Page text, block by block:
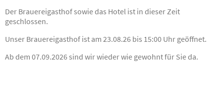
Der Brauereigasthof sowie das Hotel ist in dieser Zeit
geschlossen.
Unser Brauereigasthof ist am 23.08.26 bis 15:00 Uhr geöffnet.
Ab dem 07.09.2026 sind wir wieder wie gewohnt für Sie da.